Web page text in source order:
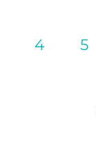
4 5